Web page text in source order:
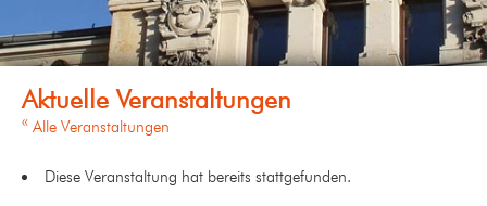
« Alle Veranstaltungen
Diese Veranstaltung hat bereits stattgefunden.